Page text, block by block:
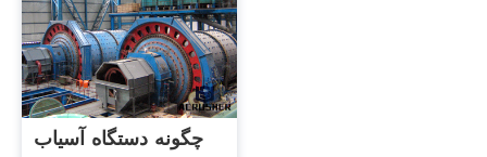
چگونه دستگاه آسیاب